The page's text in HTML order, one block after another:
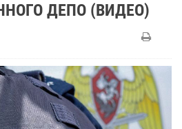
ДЕПО (ВИДЕО)